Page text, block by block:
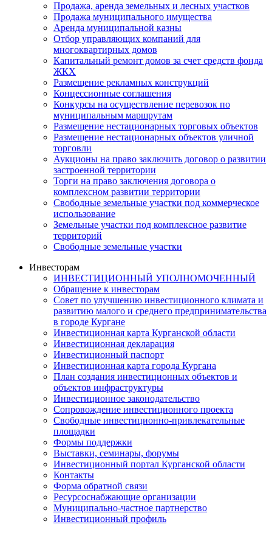
Продажа, аренда земельных и лесных участков
Продажа муниципального имущества
Аренда муниципальной казны
Отбор управляющих компаний для
многоквартирных домов
Капитальный ремонт домов за счет средств фонда
ЖКХ
Размещение рекламных конструкций
Концессионные соглашения
Конкурсы на осуществление перевозок по
муниципальным маршрутам
Размещение нестационарных торговых объектов
Размещение нестационарных объектов уличной
торговли
Аукционы на право заключить договор о развитии
застроенной территории
Торги на право заключения договора о
комплексном развитии территории
Свободные земельные участки под коммерческое
использование
Земельные участки под комплексное развитие
территорий
Свободные земельные участки
Инвесторам
ИНВЕСТИЦИОННЫЙ УПОЛНОМОЧЕННЫЙ
Обращение к инвесторам
Совет по улучшению инвестиционного климата и
развитию малого и среднего предпринимательства
в городе Кургане
Инвестиционная карта Курганской области
Инвестиционная декларация
Инвестиционный паспорт
Инвестиционная карта города Кургана
План создания инвестиционных объектов и
объектов инфраструктуры
Инвестиционное законодательство
Сопровождение инвестиционного проекта
Свободные инвестиционно-привлекательные
площадки
Формы поддержки
Выставки, семинары, форумы
Инвестиционный портал Курганской области
Контакты
Форма обратной связи
Ресурсоснабжающие организации
Муниципально-частное партнерство
Инвестиционный профиль